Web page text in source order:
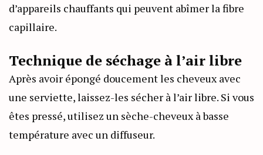
d’appareils chauffants qui peuvent abîmer la fibre
capillaire.
Technique de séchage à l’air libre
Après avoir épongé doucement les cheveux avec
une serviette, laissez-les sécher à l’air libre. Si vous
êtes pressé, utilisez un sèche-cheveux à basse
température avec un diffuseur.